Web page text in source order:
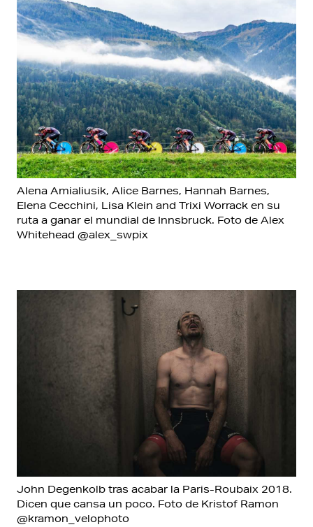
Alena Amialiusik, Alice Barnes, Hannah Barnes,
Elena Cecchini, Lisa Klein and Trixi Worrack en su
ruta a ganar el mundial de Innsbruck. Foto de Alex
Whitehead @alex_swpix
John Degenkolb tras acabar la Paris-Roubaix 2018.
Dicen que cansa un poco. Foto de Kristof Ramon
@kramon_velophoto